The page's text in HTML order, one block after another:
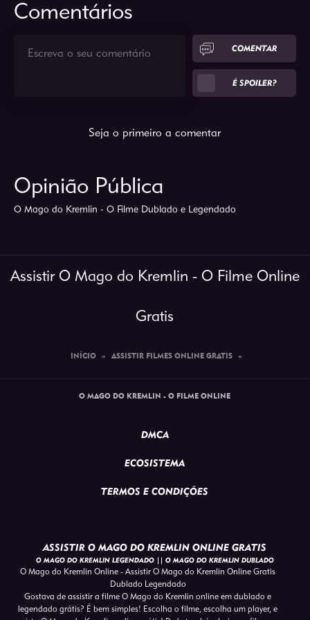
Comentários
COMENTAR
É SPOILER?
Seja o primeiro a comentar
Opinião Pública
O Mago do Kremlin - O Filme Dublado e Legendado
Assistir O Mago do Kremlin - O Filme Online
Gratis
INÍCIO » ASSISTIR FILMES ONLINE GRATIS »
O MAGO DO KREMLIN - O FILME ONLINE
DMCA
ECOSISTEMA
TERMOS E CONDIÇÕES
ASSISTIR O MAGO DO KREMLIN ONLINE GRATIS
O MAGO DO KREMLIN LEGENDADO || O MAGO DO KREMLIN DUBLADO
O Mago do Kremlin Online - Assistir O Mago do Kremlin Online Gratis
Dublado Legendado
Gostava de assistir a filme O Mago do Kremlin online em dublado e
legendado grátis? É bem simples! Escolha o filme, escolha um player, e